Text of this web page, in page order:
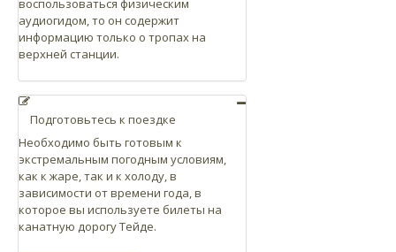
воспользоваться физическим
аудиогидом, то он содержит
информацию только о тропах на
верхней станции.
Подготовьтесь к поездке
Необходимо быть готовым к
экстремальным погодным условиям,
как к жаре, так и к холоду, в
зависимости от времени года, в
которое вы используете билеты на
канатную дорогу Тейде.